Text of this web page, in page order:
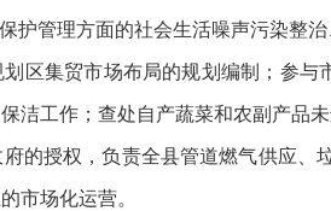
管理方面的社会生活噪声污染整治
集贸市场布局的规划编制；参与
洁工作；查处自产蔬菜和农副产品
授权，负责全县管道燃气供应、
市场化运营。